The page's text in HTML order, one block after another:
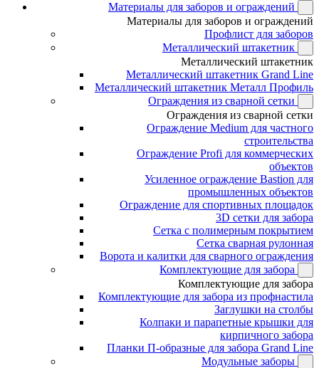
Материалы для заборов и ограждений
Материалы для заборов и ограждений
Профлист для заборов
Металлический штакетник
Металлический штакетник
Металлический штакетник Grand Line
Металлический штакетник Металл Профиль
Ограждения из сварной сетки
Ограждения из сварной сетки
Ограждение Medium для частного
строительства
Ограждение Profi для коммерческих
объектов
Усиленное ограждение Bastion для
промышленных объектов
Ограждение для спортивных площадок
3D сетки для забора
Сетка с полимерным покрытием
Сетка сварная рулонная
Ворота и калитки для сварного ограждения
Комплектующие для забора
Комплектующие для забора
Комплектующие для забора из профнастила
Заглушки на столбы
Колпаки и парапетные крышки для
кирпичного забора
Планки П-образные для забора Grand Line
Модульные заборы